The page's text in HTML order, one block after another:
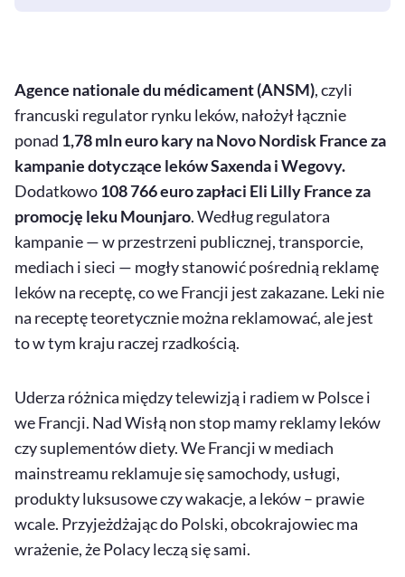
Agence nationale du médicament(ANSM), czyli
francuski regulator rynku leków, nałożył łącznie
ponad 1,78 mln euro kary na Novo Nordisk France za
kampanie dotyczące leków Saxenda i Wegovy.
Dodatkowo108 766 euro zapłaci Eli Lilly France za
promocję leku Mounjaro. Według regulatora
kampanie — w przestrzeni publicznej, transporcie,
mediach i sieci — mogły stanowić pośrednią reklamę
leków na receptę, co we Francji jest zakazane. Leki nie
na receptę teoretycznie można reklamować, ale jest
to w tym kraju raczej rzadkością.
Uderza różnica między telewizją i radiem w Polsce i
we Francji. Nad Wisłą non stop mamy reklamy leków
czy suplementów diety. We Francji w mediach
mainstreamu reklamuje się samochody, usługi,
produkty luksusowe czy wakacje, a leków – prawie
wcale. Przyjeżdżając do Polski, obcokrajowiec ma
wrażenie, że Polacy leczą się sami.